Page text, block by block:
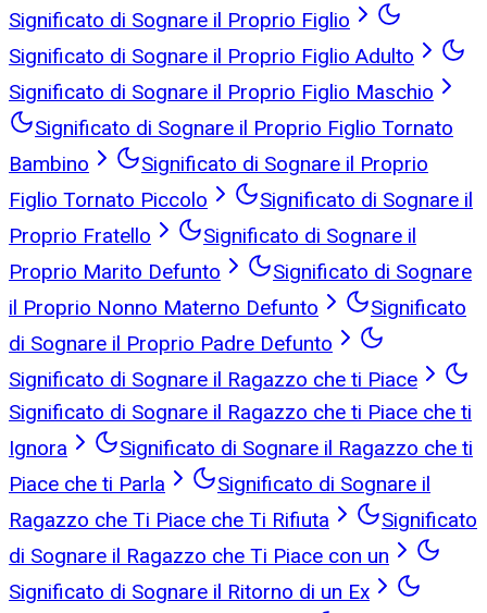
Significato di Sognare il Proprio Figlio
Significato di Sognare il Proprio Figlio Adulto
Significato di Sognare il Proprio Figlio Maschio
Significato di Sognare il Proprio Figlio Tornato
Bambino
Significato di Sognare il Proprio
Figlio Tornato Piccolo
Significato di Sognare il
Proprio Fratello
Significato di Sognare il
Proprio Marito Defunto
Significato di Sognare
il Proprio Nonno Materno Defunto
Significato
di Sognare il Proprio Padre Defunto
Significato di Sognare il Ragazzo che ti Piace
Significato di Sognare il Ragazzo che ti Piace che ti
Ignora
Significato di Sognare il Ragazzo che ti
Piace che ti Parla
Significato di Sognare il
Ragazzo che Ti Piace che Ti Rifiuta
Significato
di Sognare il Ragazzo che Ti Piace con un
Significato di Sognare il Ritorno di un Ex